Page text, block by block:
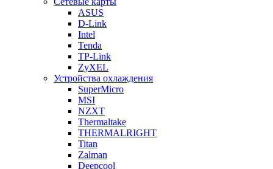
ASUS
D-Link
Intel
Tenda
TP-Link
ZyXEL
Устройства охлаждения
SuperMicro
MSI
NZXT
Thermaltake
THERMALRIGHT
Titan
Zalman
Deepcool